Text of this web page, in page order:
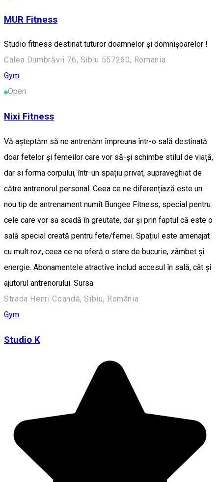
MUR Fitness
Studio fitness destinat tuturor doamnelor și domnișoarelor !
Calea Dumbrăvii 76, Sibiu 557260, Romania
Gym
Open
Nixi Fitness
Vă așteptăm să ne antrenăm împreuna într-o sală destinată
doar fetelor și femeilor care vor să-și schimbe stilul de viață,
dar si forma corpului, într-un spațiu privat, supraveghiat de
către antrenorul personal. Ceea ce ne diferențiază este un
nou tip de antrenament numit Bungee Fitness, special pentru
cele care vor sa scadă în greutate, dar și prin faptul că este o
sală special creată pentru fete/femei. Spațiul este amenajat
cu mult roz, ceea ce ne oferă o stare de bucurie, zâmbet și
energie. Abonamentele atractive includ accesul în sală, cât și
ajutorul antrenorului. Sursa
Strada Henri Coandă, Sibiu, România
Gym
Studio K